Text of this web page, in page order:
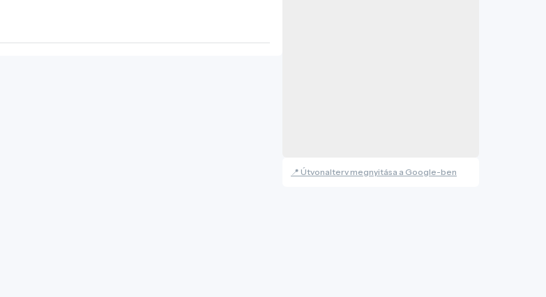
📍 Útvonalterv megnyitása a Google-ben